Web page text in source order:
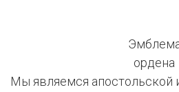
ордена
Мы являемся апостольской